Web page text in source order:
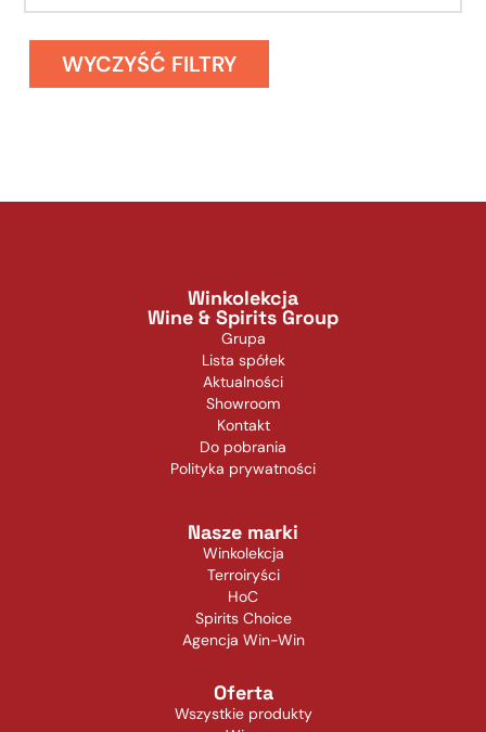
WYCZYŚĆ FILTRY
Winkolekcja
Wine & Spirits Group
Grupa
Lista spółek
Aktualności
Showroom
Kontakt
Do pobrania
Polityka prywatności
Nasze marki
Winkolekcja
Terroiryści
HoC
Spirits Choice
Agencja Win-Win
Oferta
Wszystkie produkty